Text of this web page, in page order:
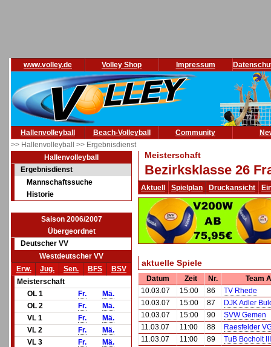
www.volley.de Volley Shop Impressum
Hallenvolleyball Beach-Volleyball Community
>> Hallenvolleyball >> Ergebnisdienst
Hallenvolleyball
Ergebnisdienst
Mannschaftssuche
Historie
Saison 2006/2007
Übergeordnet
Deutscher VV
Westdeutscher VV
Erw.
Jug. Sen. BFS
BSV
Meisterschaft
OL 1
Fr.
Mä.
OL 2
Fr.
Mä.
VL 1
Fr.
Mä.
VL 2
Fr.
Mä.
VL 3
Fr.
Mä.
Meisterschaft
Bezirksklasse 26
Aktuell Spielplan Druckansicht
aktuelle Spiele
Datum Zeit Nr.
Team A
10.03.07
15:00 86
TV Rhede
10.03.07
15:00 87
DJK Adler
10.03.07
15:00 90
SVW Gemen
11.03.07
11:00 88
Raesfelder
11.03.07
11:00 89 TuB Bocholt III